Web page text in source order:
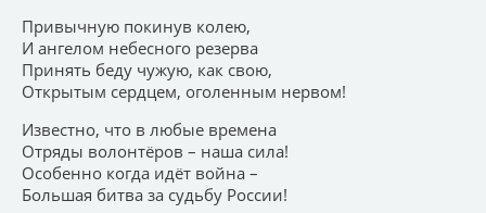
Привычную покинув колею,
И ангелом небесного резерва
Принять беду чужую, как свою,
Открытым сердцем, оголенным нервом!
Известно, что в любые времена
Отряды волонтёров – наша сила!
Особенно когда идёт война –
Большая битва за судьбу России!